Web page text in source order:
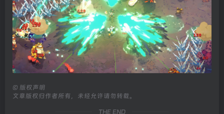
© 版权声明
文章版权归作者所有，未经允许请勿转载。
THE END